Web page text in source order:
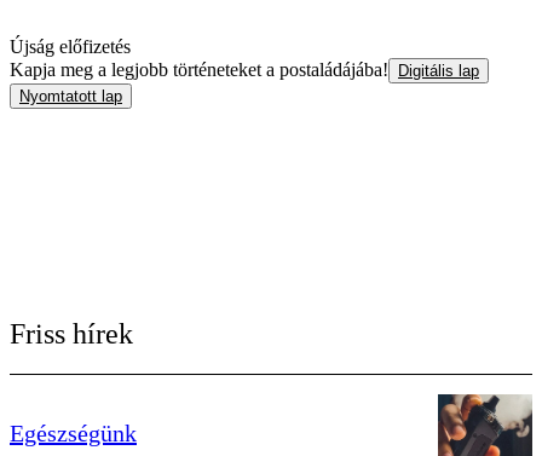
Újság előfizetés
Kapja meg a legjobb történeteket a postaládájába!
Digitális lap
Nyomtatott lap
Friss hírek
Egészségünk